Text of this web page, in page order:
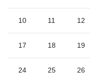
10 11 12
17 18 19
24 25 26